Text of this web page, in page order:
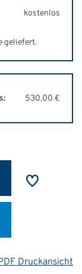
kostenlos
geliefert.
530,00 €
Druckansicht